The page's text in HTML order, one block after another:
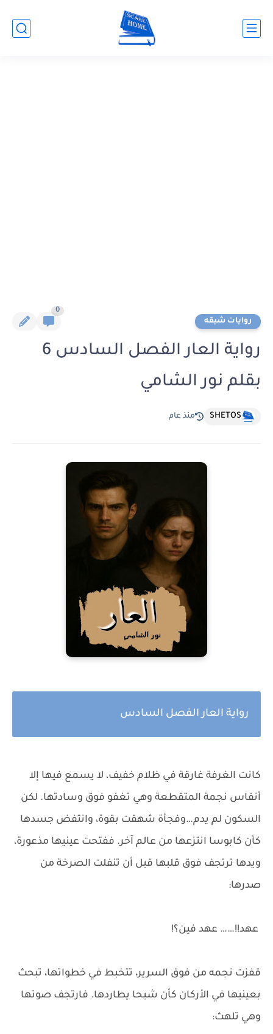
روايات شيقه
0
رواية العار الفصل السادس 6
بقلم نور الشامي
SHETOS منذ عام
رواية العار الفصل السادس
كانت الغرفة غارقة في ظلام خفيف، لا يسمع فيها إلا
أنفاس نجمة المتقطعة وهي تغفو فوق وسادتها. لكن
السكون لم يدم…وفجأة شهقت بقوة، وانتفض جسدها
كأن كابوسا انتزعها من عالم آخر. ففتحت عينيها مذعورة،
ويدها ترتجف فوق قلبها قبل أن تنفلت الصرخة من
صدرها:
عهد!!…… عهد فين؟!
قفزت نجمه من فوق السرير، تتخبط في خطواتها، تبحث
بعينيها في الأركان كأن شبحا يطاردها. فارتجف صوتها
وهي تلهث: